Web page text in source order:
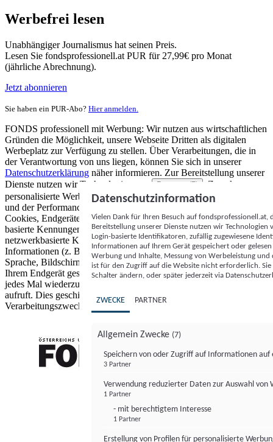
Werbefrei lesen
Unabhängiger Journalismus hat seinen Preis.
Lesen Sie fondsprofessionell.at PUR für 27,99€ pro Monat
(jährliche Abrechnung).
Jetzt abonnieren
Sie haben ein PUR-Abo? Hier anmelden.
FONDS professionell mit Werbung: Wir nutzen aus wirtschaftlichen
Gründen die Möglichkeit, unsere Webseite Dritten als digitalen
Werbeplatz zur Verfügung zu stellen. Über Verarbeitungen, die in
der Verantwortung von uns liegen, können Sie sich in unserer
Datenschutzerklärung näher informieren. Zur Bereitstellung unserer
Dienste nutzen wir Technologien von
Partnern (5)
. Zwecke:
personalisierte Werbung und Inhalte, Messung von Werbeleistung
und der Performance von Inhalten sowie Zielgruppenforschung.
Cookies, Endgeräte- oder ähnliche Online-Kennungen (z. B. login-
basierte Kennungen, zufällig generierte Kennungen,
netzwerkbasierte Kennungen) können zusammen mit anderen
Informationen (z. B. Browsertyp und Browserinformationen,
Sprache, Bildschirmgröße, unterstützte Technologien usw.) auf
Ihrem Endgerät gespeichert oder von dort ausgelesen werden, um es
jedes Mal wiederzuerkennen, wenn es eine App oder einer Webseite
aufruft. Dies geschieht für einen oder mehrere der hier aufgeführten
Verarbeitungszwecke.
Datenschutzinformation
Vielen Dank für Ihren Besuch auf
Bereitstellung unserer Dienste nutzen wir Technologien
Login-basierte Identifikatoren, zufällig zugewiesene
Informationen auf Ihrem Gerät gespeichert oder
Werbung und Inhalte, Messung von Werbeleistung
ist für den Zugriff auf die Website nicht erforderlich.
Schalter ändern, oder später jederzeit via
ZWECKE PARTNER
Allgemein Zwecke (7)
Speichern von oder Zugriff auf Informationen auf
3 Partner
Verwendung reduzierter Daten zur Auswahl von
1 Partner
- mit berechtigtem Interesse
1 Partner
Erstellung von Profilen für personalisierte
FONDS professionell